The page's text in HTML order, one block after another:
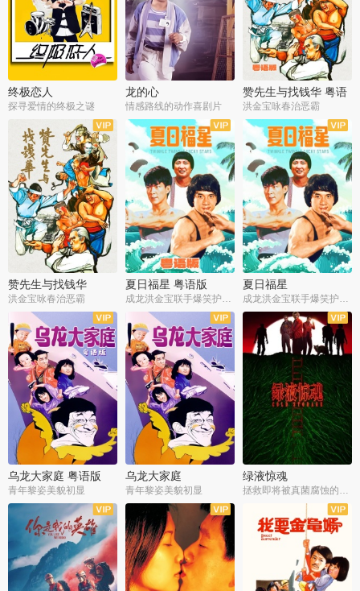
终极恋人
探寻爱情的终极之谜
龙的心
情感路线的动作喜剧片
赞先生与找钱华 粤语
版
洪金宝咏春治恶霸
赞先生与找钱华
洪金宝咏春治恶霸
夏日福星 粤语版 夏日福星
乌龙大家庭 粤语版
青年黎姿美貌初显
乌龙大家庭
青年黎姿美貌初显
绿液惊魂
拯救即将被真菌腐蚀的世界